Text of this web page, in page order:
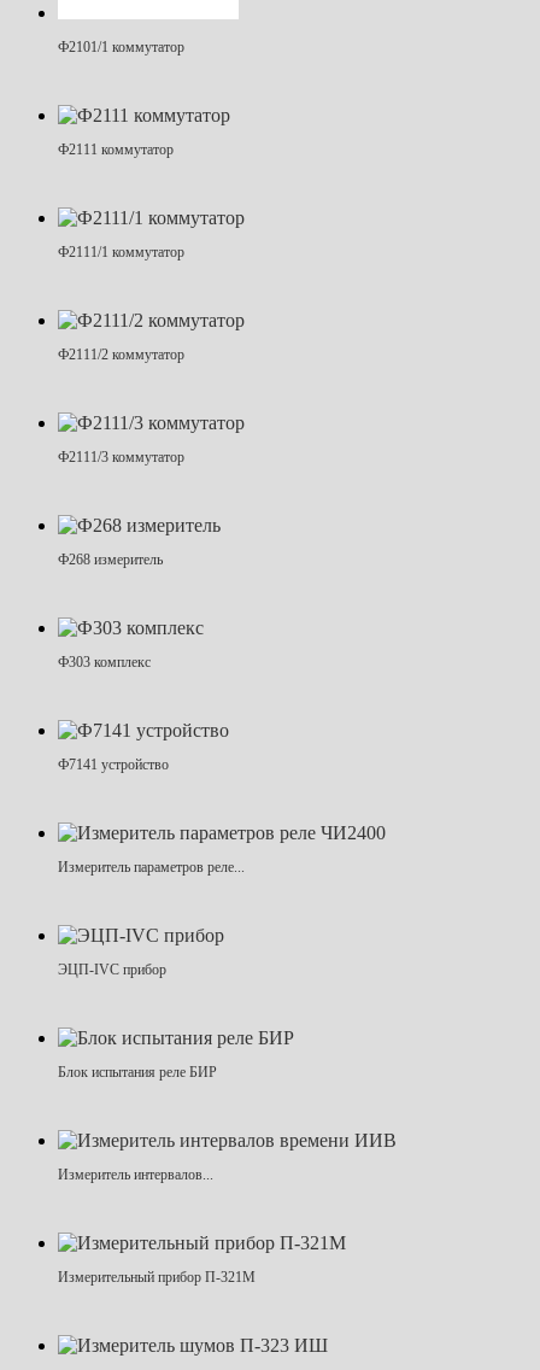
Ф2101/1 коммутатор
Ф2111 коммутатор
Ф2111/1 коммутатор
Ф2111/2 коммутатор
Ф2111/3 коммутатор
Ф268 измеритель
Ф303 комплекс
Ф7141 устройство
Измеритель параметров реле...
ЭЦП-IVC прибор
Блок испытания реле БИР
Измеритель интервалов...
Измерительный прибор П-321М